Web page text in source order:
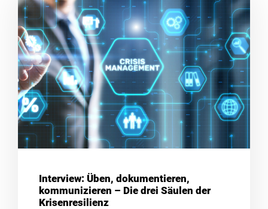
Interview: Üben, dokumentieren,
kommunizieren – Die drei Säulen der
Krisenresilienz